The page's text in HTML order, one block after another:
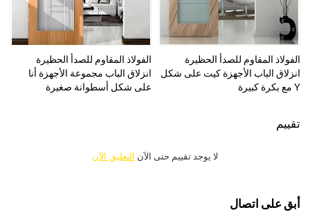
الفولاذ المقاوم للصدأ الحظيرة
انزلاق الباب الأجهزة كيت على شكل
Y مع بكرة كبيرة
الفولاذ المقاوم للصدأ الحظيرة
انزلاق الباب مجموعة الأجهزة أنا
على شكل أسطوانة صغيرة
تقييم
لا يوجد تقييم حتى الآن التعليق الآن
أبق على اتصال